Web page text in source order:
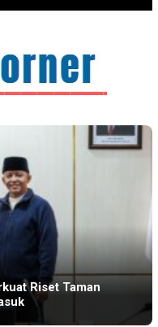
Riset Taman